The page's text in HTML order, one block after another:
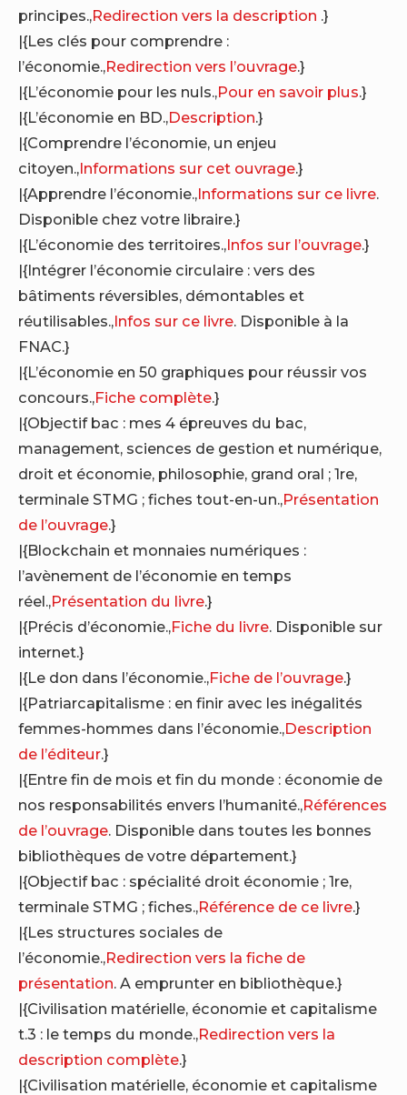
principes.,Redirection vers la description .}
|{Les clés pour comprendre :
l’économie.,Redirection vers l’ouvrage.}
|{L’économie pour les nuls.,Pour en savoir plus.}
|{L’économie en BD.,Description.}
|{Comprendre l’économie, un enjeu
citoyen.,Informations sur cet ouvrage.}
|{Apprendre l’économie.,Informations sur ce livre.
Disponible chez votre libraire.}
|{L’économie des territoires.,Infos sur l’ouvrage.}
|{Intégrer l’économie circulaire : vers des
bâtiments réversibles, démontables et
réutilisables.,Infos sur ce livre. Disponible à la
FNAC.}
|{L’économie en 50 graphiques pour réussir vos
concours.,Fiche complète.}
|{Objectif bac : mes 4 épreuves du bac,
management, sciences de gestion et numérique,
droit et économie, philosophie, grand oral ; 1re,
terminale STMG ; fiches tout-en-un.,Présentation
de l’ouvrage.}
|{Blockchain et monnaies numériques :
l’avènement de l’économie en temps
réel.,Présentation du livre.}
|{Précis d’économie.,Fiche du livre. Disponible sur
internet.}
|{Le don dans l’économie.,Fiche de l’ouvrage.}
|{Patriarcapitalisme : en finir avec les inégalités
femmes-hommes dans l’économie.,Description
de l’éditeur.}
|{Entre fin de mois et fin du monde : économie de
nos responsabilités envers l’humanité.,Références
de l’ouvrage. Disponible dans toutes les bonnes
bibliothèques de votre département.}
|{Objectif bac : spécialité droit économie ; 1re,
terminale STMG ; fiches.,Référence de ce livre.}
|{Les structures sociales de
l’économie.,Redirection vers la fiche de
présentation. A emprunter en bibliothèque.}
|{Civilisation matérielle, économie et capitalisme
t.3 : le temps du monde.,Redirection vers la
description complète.}
|{Civilisation matérielle, économie et capitalisme